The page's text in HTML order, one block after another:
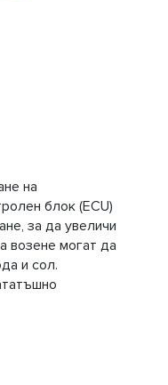
на
блок (ECU)
за да увеличи
возене могат да
и сол.